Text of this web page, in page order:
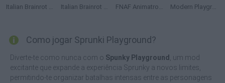
Italian Brainrot Animals: Playground Italian Brainrot Meme Sandbox FNAF Animatronics Battle: Playground Modern Playground
Como jogar Sprunki Playground?
Diverte-te como nunca com o Spunky Playground
, um mod
excitante que expande a experiência Sprunky a novos limites,
permitindo-te organizar batalhas intensas entre as personagens